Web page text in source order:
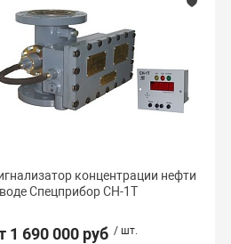
концентрации нефти
Спецприбор СН-1Т
1 690 000 руб / шт.